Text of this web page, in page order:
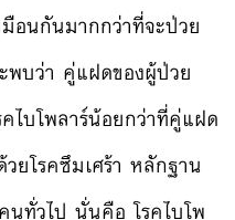
มือนกันมากกว่าที่จะป่วย
พบว่า คู่แฝดของผู้ป่วย
ไบโพลาร์น้อยกว่าที่คู่แฝด
ยโรคซึมเศร้า หลักฐาน
ทั่วไป นั่นคือ โรคไบโพ